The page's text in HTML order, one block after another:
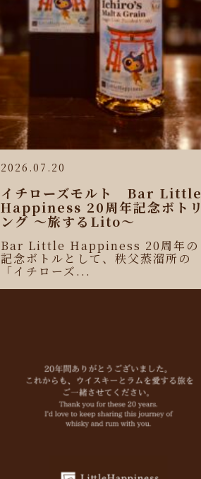
2026.07.20
イチローズモルト Bar Little
Happiness 20周年記念ボトリ
ング 〜旅するLito〜
Bar Little Happiness 20周年の
記念ボトルとして、秩父蒸溜所の
「イチローズ...